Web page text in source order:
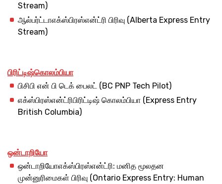
Stream)
ஆல்பர்ட்டாஎக்ஸ்பிரஸ்என்ட்ரி பிரிவு (Alberta Express Entry
Stream)
பிரிட்டிஷ்கொலம்பியா
பிசிபி என் பி டெக் பைலட் (BC PNP Tech Pilot)
எக்ஸ்பிரஸ்என்ட்ரிபிரிட்டிஷ் கொலம்பியா (Express Entry
British Columbia)
ஒன்டாறியோ
ஒன்டாறியோஎக்ஸ்பிரஸ்என்ட்ரி: மனித மூலதன
முன்னுரிமைகள் பிரிவு (Ontario Express Entry: Human